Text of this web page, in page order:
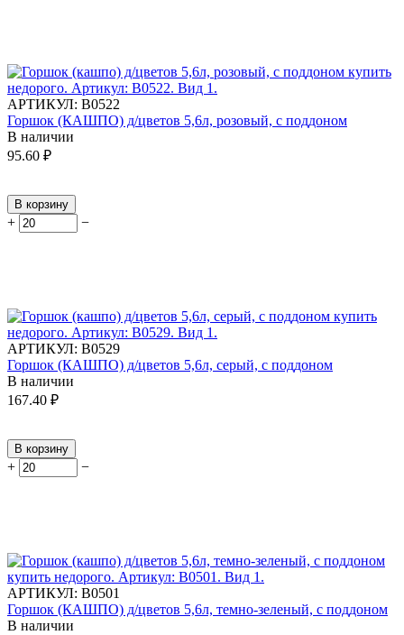
АРТИКУЛ: В0522
Горшок (КАШПО) д/цветов 5,6л, розовый, с поддоном
В наличии
95.60 ₽
В корзину
+ −
АРТИКУЛ: В0529
Горшок (КАШПО) д/цветов 5,6л, серый, с поддоном
В наличии
167.40 ₽
В корзину
+ −
АРТИКУЛ: В0501
Горшок (КАШПО) д/цветов 5,6л, темно-зеленый, с поддоном
В наличии